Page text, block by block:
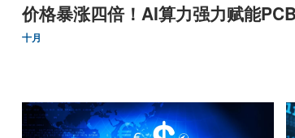
价格暴涨四倍！AI算力强力赋能
十月